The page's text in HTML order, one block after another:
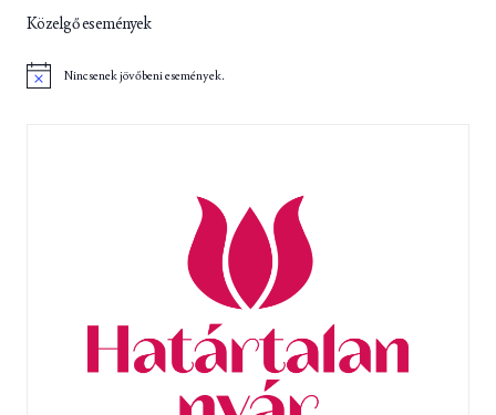
Közelgő események
Nincsenek jövőbeni események.